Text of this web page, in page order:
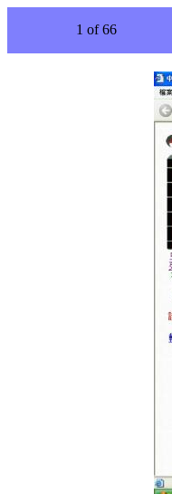
1 of 66